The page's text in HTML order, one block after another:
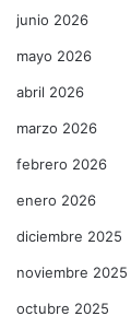
junio 2026
mayo 2026
abril 2026
marzo 2026
febrero 2026
enero 2026
diciembre 2025
noviembre 2025
octubre 2025